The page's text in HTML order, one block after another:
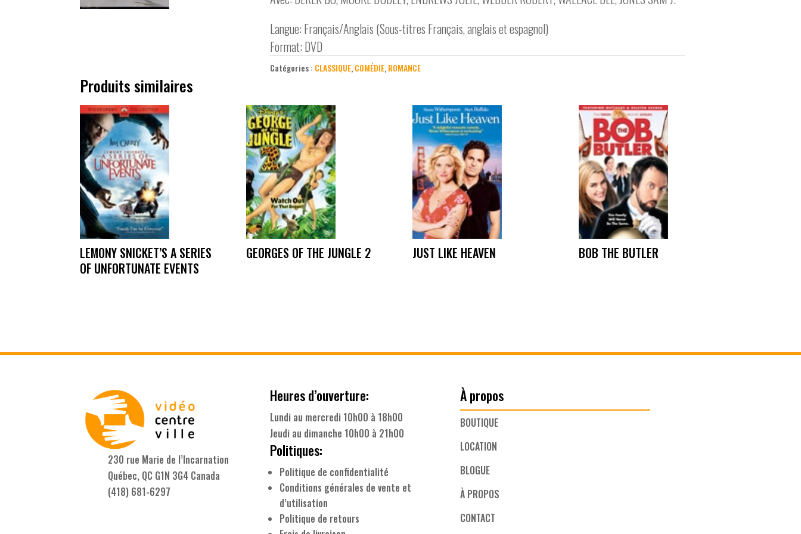
Langue: Français/Anglais (Sous-titres Français, anglais et espagnol)
Format: DVD
Catégories : CLASSIQUE,COMÉDIE,ROMANCE
Produits similaires
LEMONY SNICKET’S A SERIES
OF UNFORTUNATE EVENTS
GEORGES OF THE JUNGLE 2 JUST LIKE HEAVEN BOB THE BUTLER
230 rue Marie de l’Incarnation
Québec, QC G1N 3G4 Canada
(418) 681-6297
Heures d’ouverture:
Lundi au mercredi 10h00 à 18h00
Jeudi au dimanche 10h00 à 21h00
Politiques:
Politique de confidentialité
Conditions générales de vente et
d’utilisation
Politique de retours
À propos
BOUTIQUE
LOCATION
BLOGUE
À PROPOS
CONTACT